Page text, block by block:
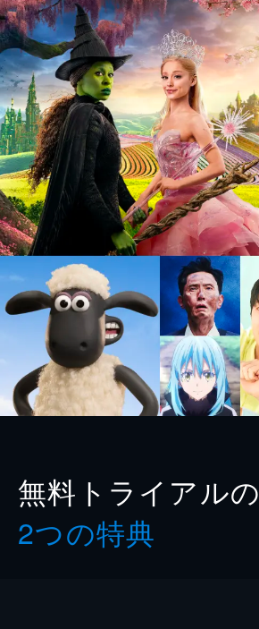
無料トライアルの
2つの特典